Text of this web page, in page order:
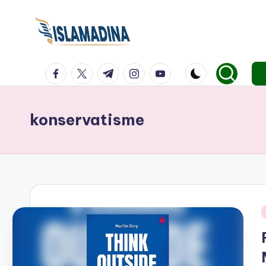
facebook.com
twitter.com
t.me instagram.com
youtube.com
konservatisme